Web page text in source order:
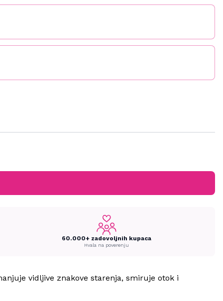
60.000+ zadovoljnih kupaca
Hvala na poverenju
vidljive znakove starenja, smiruje otok i